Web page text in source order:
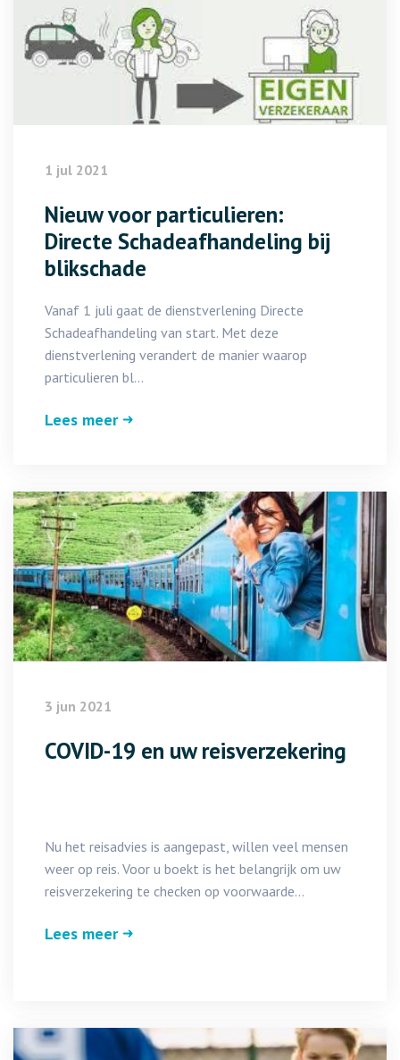
1 jul 2021
Nieuw voor particulieren:
Directe Schadeafhandeling bij
blikschade
Vanaf 1 juli gaat de dienstverlening Directe
Schadeafhandeling van start. Met deze
dienstverlening verandert de manier waarop
particulieren bl...
Lees meer
3 jun 2021
COVID-19 en uw reisverzekering
Nu het reisadvies is aangepast, willen veel mensen
weer op reis. Voor u boekt is het belangrijk om uw
reisverzekering te checken op voorwaarde...
Lees meer